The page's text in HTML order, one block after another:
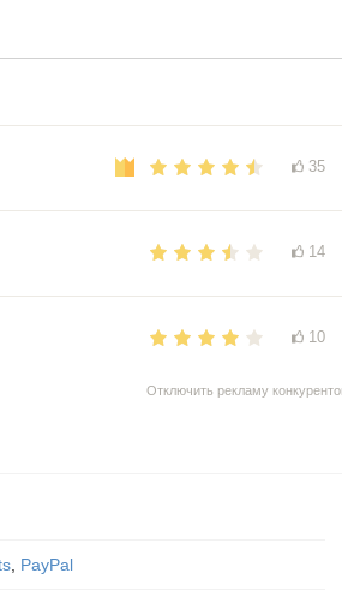
35
14
10
Отключить рекламу
PayPal